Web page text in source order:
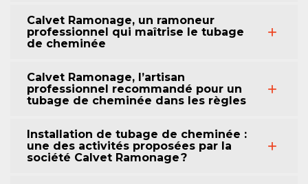
Calvet Ramonage, un ramoneur
professionnel qui maîtrise le tubage
de cheminée
Calvet Ramonage, l’artisan
professionnel recommandé pour un
tubage de cheminée dans les règles
Installation de tubage de cheminée :
une des activités proposées par la
société Calvet Ramonage ?